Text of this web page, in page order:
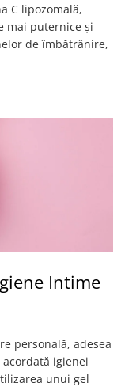
C lipozomală,
mai puternice și
de îmbătrânire,
Intime
personală, adesea
igienei
unui gel